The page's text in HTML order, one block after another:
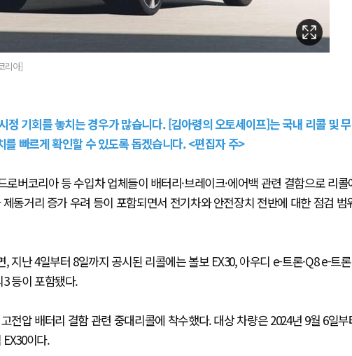
리아]
정 기회를 놓치는 경우가 많습니다. [김아령의 오토세이프]는 국내 리콜 및
빠르게 확인할 수 있도록 돕겠습니다. <편집자 주>
버코리아 등 수입차 업체들이 배터리·브레이크·에어백 관련 결함으로 리
동거리 증가 우려 등이 포함되면서 전기차와 안전장치 전반에 대한 점검 범
지난 4일부터 8일까지 공시된 리콜에는 볼보 EX30, 아우디 e-트론·Q8 e-트
등이 포함됐다.
전압 배터리 결함 관련 중대리콜에 착수했다. 대상 차량은 2024년 9월 6일부
이다.